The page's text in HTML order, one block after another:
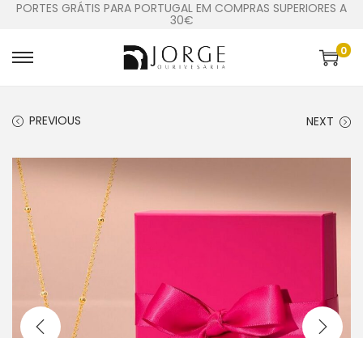
PORTES GRÁTIS PARA PORTUGAL EM COMPRAS SUPERIORES A
30€
0
PREVIOUS NEXT